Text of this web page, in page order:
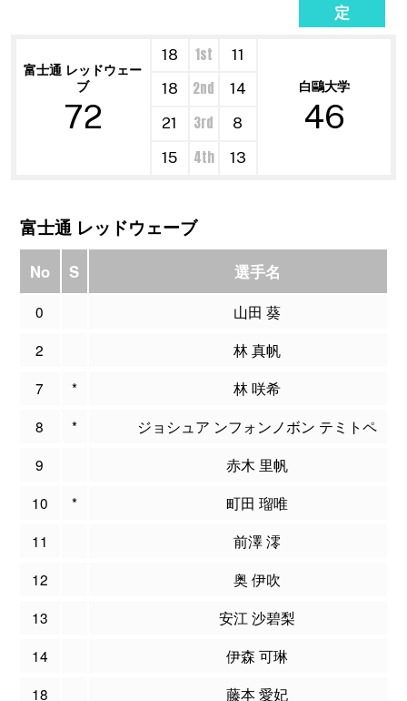
定
富士通 レッドウェー
ブ
72
18 1st
11
白鷗大学
46
18 2nd
14
21
3rd
8
15
4th 13
富士通 レッドウェーブ
No S 選手名
0
山田 葵
2
林 真帆
7
*
林 咲希
8
*
ジョシュア ンフォンノボン テミトペ
9
赤木 里帆
10
*
町田 瑠唯
11
前澤 澪
12
奥 伊吹
13
安江 沙碧梨
14
伊森 可琳
18
藤本 愛妃